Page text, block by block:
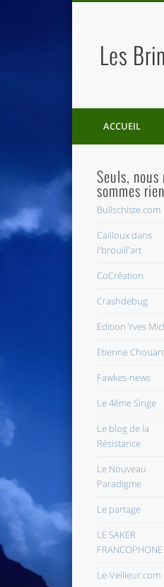
Les
ACCUEIL
Seuls, nous
sommes
Bullschiste.com
Cailloux dans
l'brouill'art
CoCréation
Crashdebug
Edition Yves
Etienne
Fawkes-news
Le 4ème Singe
Le blog de la
Résistance
Le Nouveau
Paradigme
Le partage
LE SAKER
FRANCOPHONE
Le-Veilleur.com